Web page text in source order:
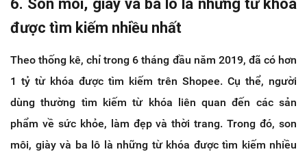
6. Son môi, giày và ba lô là những từ khóa
được tìm kiếm nhiều nhất
Theo thống kê, chỉ trong 6 tháng đầu năm 2019, đã có hơn
1 tỷ từ khóa được tìm kiếm trên Shopee. Cụ thể, người
dùng thường tìm kiếm từ khóa liên quan đến các sản
phẩm về sức khỏe, làm đẹp và thời trang. Trong đó, son
môi, giày và ba lô là những từ khóa được tìm kiếm nhiều